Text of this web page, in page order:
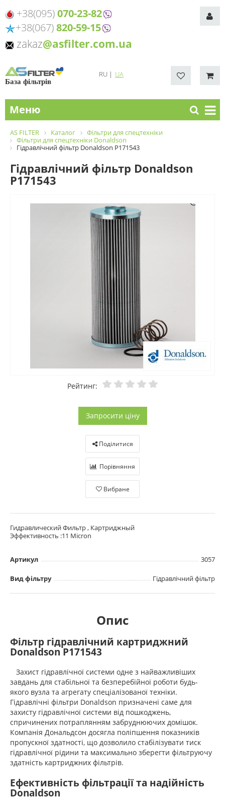
+38(095)070-23-82
+38(067)820-59-15
zakaz@asfilter.com.ua
База фільтрів
RU | UA
Меню
AS FILTER Каталог
Фільтри для спецтехніки
Фільтри для спецтехніки Donaldson
Гідравлічний фільтр Donaldson P171543
Гідравлічний фільтр Donaldson
P171543
Рейтинг:
Запросити ціну
Поділитися
Порівняння
Вибране
Гидравлический Фильтр , Картриджный
Эффективность :11 Micron
Артикул 3057
Вид фільтру Гідравлічний фільтр
Опис
Фільтр гідравлічний картриджний
Donaldson P171543
Захист гідравлічної системи одне з найважливіших
завдань для стабільної та безперебійної роботи будь-
якого вузла та агрегату спеціалізованої техніки.
Гідравлічні фільтри Donaldson призначені саме для
захисту гідравлічної системи від пошкоджень,
спричинених потраплянням забруднюючих домішок.
Компанія Дональдсон досягла поліпшення показників
пропускної здатності, що дозволило стабілізувати тиск
гідравлічної рідини та максимально зберегти фільтруючу
здатність картриджних фільтрів.
Ефективність фільтрації та надійність
Donaldson